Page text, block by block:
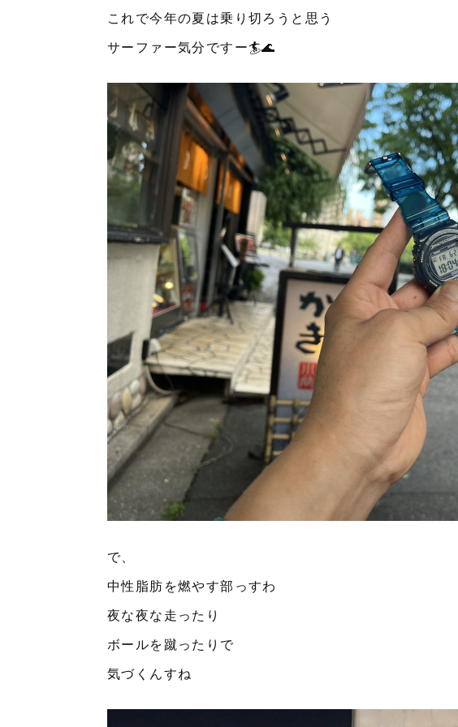
これで今年の夏は乗り切ろうと思う
サーファー気分ですー🏄🌊
で、
中性脂肪を燃やす部っすわ
夜な夜な走ったり
ボールを蹴ったりで
気づくんすね